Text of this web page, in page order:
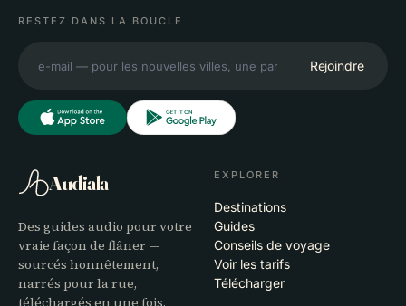
RESTEZ DANS LA BOUCLE
Rejoindre
Audiala
Des guides audio pour votre
vraie façon de flâner —
sourcés honnêtement,
narrés pour la rue,
EXPLORER
Destinations
Guides
Conseils de voyage
Voir les tarifs
Télécharger